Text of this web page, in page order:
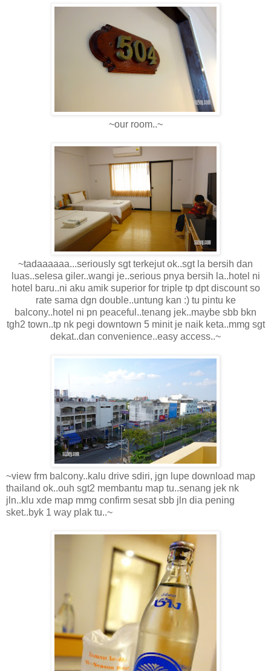
~our room..~
~tadaaaaaa...seriously sgt terkejut ok..sgt la bersih dan
luas..selesa giler..wangi je..serious pnya bersih la..hotel ni
hotel baru..ni aku amik superior for triple tp dpt discount so
rate sama dgn double..untung kan :) tu pintu ke
balcony..hotel ni pn peaceful..tenang jek..maybe sbb bkn
tgh2 town..tp nk pegi downtown 5 minit je naik keta..mmg sgt
dekat..dan convenience..easy access..~
~view frm balcony..kalu drive sdiri, jgn lupe download map
thailand ok..ouh sgt2 membantu map tu..senang jek nk
jln..klu xde map mmg confirm sesat sbb jln dia pening
sket..byk 1 way plak tu..~